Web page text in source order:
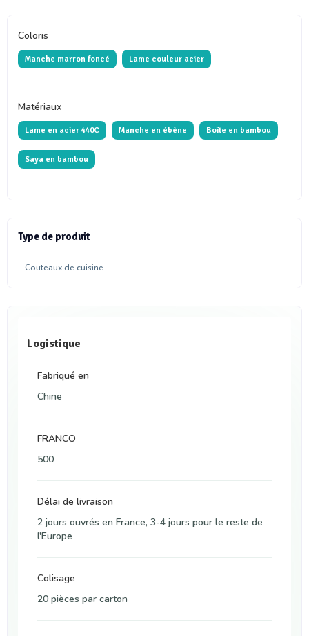
Coloris
Manche marron foncé Lame couleur acier
Matériaux
Lame en acier 440C Manche en ébène Boîte en bambou
Saya en bambou
Type de produit
Couteaux de cuisine
Logistique
Fabriqué en
Chine
FRANCO
500
Délai de livraison
2 jours ouvrés en France, 3-4 jours pour le reste de
l'Europe
Colisage
20 pièces par carton